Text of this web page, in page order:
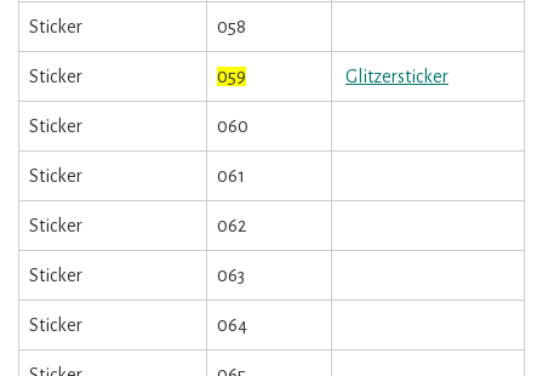
Sticker 058
Sticker 059 Glitzersticker
Sticker 060
Sticker 061
Sticker 062
Sticker 063
Sticker 064